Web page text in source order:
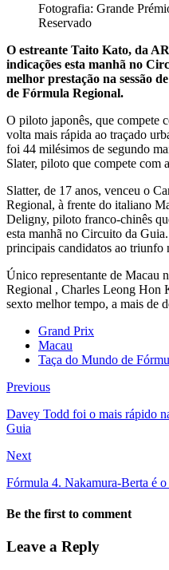
Fotografia: Grande
Reservado
O estreante Taito Kato, da
indicações esta manhã no
melhor prestação na sessão
de Fórmula Regional.
O piloto japonês, que compete
volta mais rápida ao traçado
foi 44 milésimos de segundo
Slater, piloto que compete com
Slatter, de 17 anos, venceu o
Regional, à frente do italiano
Deligny, piloto franco-chinês
esta manhã no Circuito da
principais candidatos ao triunfo
Único representante de Macau
Regional , Charles Leong Hon
sexto melhor tempo, a mais de
Grand Prix
Macau
Taça do Mundo de
Previous
Davey Todd foi o mais rápido
Guia
Next
Fórmula 4. Nakamura-Berta é
Be the first to comment
Leave a Reply